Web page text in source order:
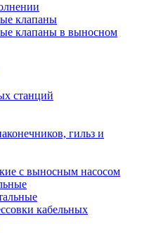
клапаны
клапаны в выносном
станций
гильз и
с выносным насосом
кабельных